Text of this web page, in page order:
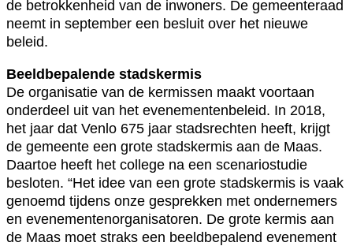
de betrokkenheid van de inwoners. De gemeenteraad
neemt in september een besluit over het nieuwe
beleid.
Beeldbepalende stadskermis
De organisatie van de kermissen maakt voortaan
onderdeel uit van het evenementenbeleid. In 2018,
het jaar dat Venlo 675 jaar stadsrechten heeft, krijgt
de gemeente een grote stadskermis aan de Maas.
Daartoe heeft het college na een scenariostudie
besloten. “Het idee van een grote stadskermis is vaak
genoemd tijdens onze gesprekken met ondernemers
en evenementenorganisatoren. De grote kermis aan
de Maas moet straks een beeldbepalend evenement